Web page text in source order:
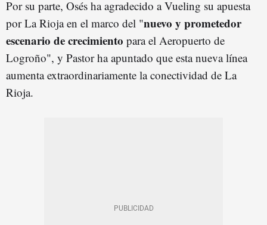
Por su parte, Osés ha agradecido a Vueling su apuesta
por La Rioja en el marco del "nuevo y prometedor
escenario decrecimiento para el Aeropuerto de
Logroño", y Pastor ha apuntado que esta nueva línea
aumenta extraordinariamente la conectividad de La
Rioja.